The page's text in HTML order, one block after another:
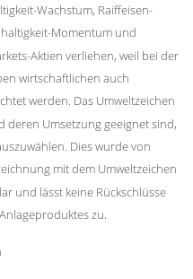
Wachstum, Raiffeisen-
Momentum und
Aktien verliehen, weil bei der
wirtschaftlichen auch
werden. Das Umweltzeichen
deren Umsetzung geeignet sind,
Dies wurde von
mit dem Umweltzeichen
und lässt keine Rückschlüsse
zu.